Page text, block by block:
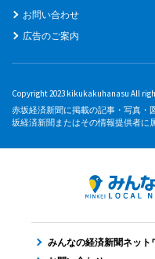
お問い合わせ
広告のご案内
Copyright 2023 kikukakuhanasu All
赤坂経済新聞に掲載の記事・写真・
坂経済新聞またはその情報提供者に
みんなの経済新聞ネット